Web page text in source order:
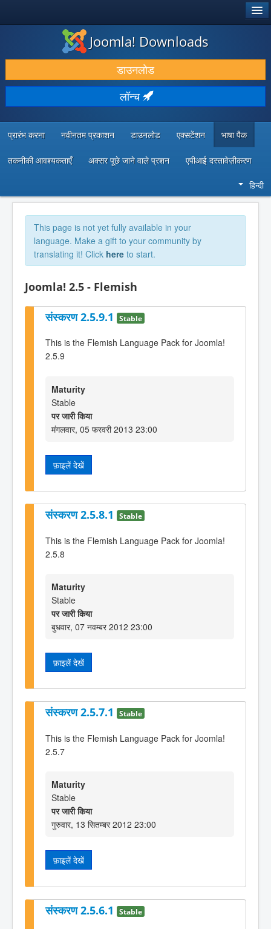
डाउनलोड करें और बढ़ाएं
खोजें और जानें
सामुदायिक समर्थन
डेवलपर संसाधन
Joomla! Downloads
डाउनलोड
लॉन्च
प्रारंभ करना नवीनतम प्रकाशन डाउनलोड एक्सटेंशन भाषा पैक
तकनीकी आवश्यकताएँ अक्सर पूछे जाने वाले प्रशन एपीआई दस्तावेज़ीकरण
हिन्दी
This page is not yet fully available in your
language. Make a gift to your community by
translating it! Click here to start.
Joomla! 2.5 - Flemish
संस्करण 2.5.9.1 Stable
This is the Flemish Language Pack for Joomla!
2.5.9
Maturity
Stable
पर जारी किया
मंगलवार, 05 फरवरी 2013 23:00
फ़ाइलें देखें
संस्करण 2.5.8.1 Stable
This is the Flemish Language Pack for Joomla!
2.5.8
Maturity
Stable
पर जारी किया
बुधवार, 07 नवम्बर 2012 23:00
फ़ाइलें देखें
संस्करण 2.5.7.1 Stable
This is the Flemish Language Pack for Joomla!
2.5.7
Maturity
Stable
पर जारी किया
गुरुवार, 13 सितम्बर 2012 23:00
फ़ाइलें देखें
संस्करण 2.5.6.1 Stable